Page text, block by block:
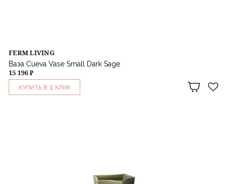
FERM LIVING
Ваза Cueva Vase Small Dark Sage
15 196 ₽
КУПИТЬ В 1 КЛИК